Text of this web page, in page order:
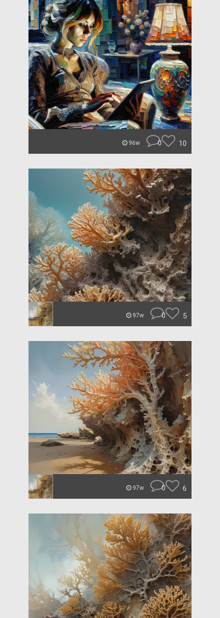
96w 0 10
97w 0 5
97w 0 6